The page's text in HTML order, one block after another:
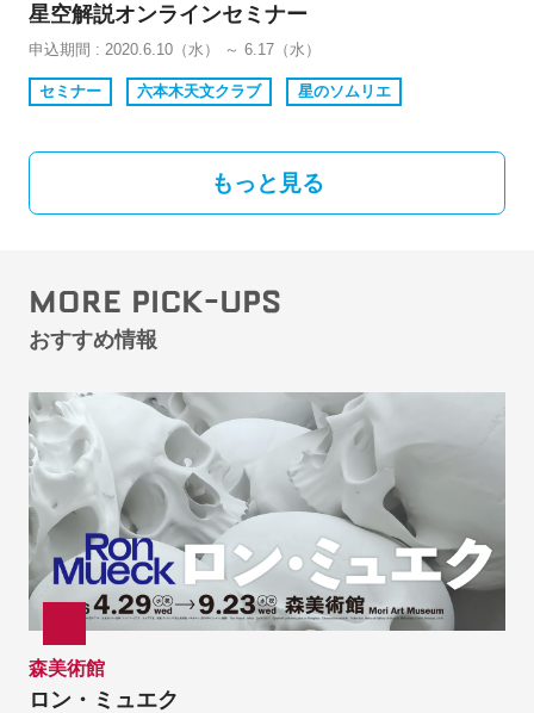
星空解説オンラインセミナー
申込期間 : 2020.6.10（水） ～ 6.17（水）
セミナー 六本木天文クラブ 星のソムリエ
もっと見る
MORE PICK-UPS
おすすめ情報
森美術館
ロン・ミュエク